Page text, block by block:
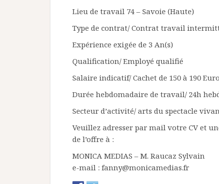
Lieu de travail 74 – Savoie (Haute)
Type de contrat/ Contrat travail
Expérience exigée de 3 An(s)
Qualification/ Employé qualifié
Salaire indicatif/ Cachet de 150 à 190
Durée hebdomadaire de travail/ 24h
Secteur d’activité/ arts du spectacle
Veuillez adresser par mail votre CV et
de l’offre à :
MONICA MEDIAS – M. Raucaz Sylvain
e-mail : fanny@monicamedias.fr